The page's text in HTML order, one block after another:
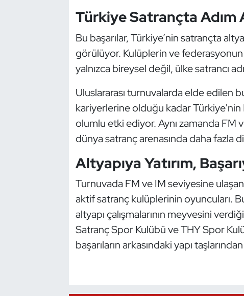
Türkiye Satrançta Adım
Bu başarılar, Türkiye’nin satrançta
görülüyor. Kulüplerin ve
yalnızca bireysel değil, ülke satrancı
Uluslararası turnuvalarda elde edilen
kariyerlerine olduğu kadar Türkiye'nin
olumlu etki ediyor. Aynı zamanda FM
dünya satranç arenasında daha fazla
Altyapıya Yatırım,
Turnuvada FM ve IM seviyesine
aktif satranç kulüplerinin oyuncuları.
altyapı çalışmalarının meyvesini
Satranç Spor Kulübü ve THY Spor
başarıların arkasındaki yapı
Sualtı Sporları
Vücut Geliştirme Fitness